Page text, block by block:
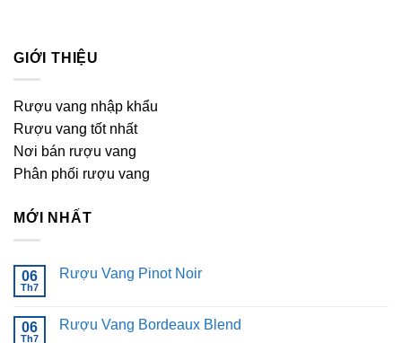
GIỚI THIỆU
Rượu vang nhập khẩu
Rượu vang tốt nhất
Nơi bán rượu vang
Phân phối rượu vang
MỚI NHẤT
06
Th7
Rượu Vang Pinot Noir
luận
06
Th7
Rượu Vang Bordeaux Blend